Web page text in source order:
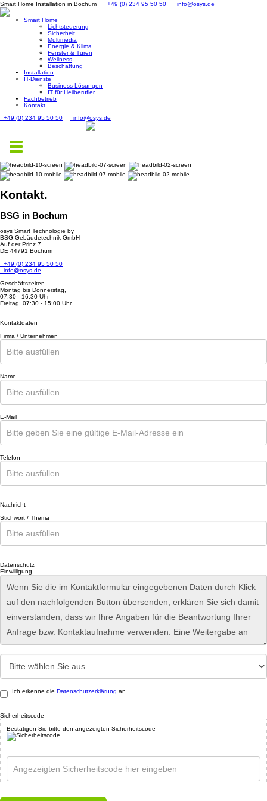
Smart Home Installation in Bochum +49 (0) 234 95 50 50 info@osys.de
Smart Home
Lichtsteuerung
Sicherheit
Multimedia
Energie & Klima
Fenster & Türen
Wellness
Beschattung
Installation
IT-Dienste
Business Lösungen
IT für Heilberufler
Fachbetrieb
Kontakt
+49 (0) 234 95 50 50
info@osys.de
Toggle
navigation
Kontakt.
BSG in Bochum
osys Smart Technologie by
BSG-Gebäudetechnik GmbH
Auf der Prinz 7
DE 44791 Bochum
+49 (0) 234 95 50 50
info@osys.de
Geschäftszeiten
Montag bis Donnerstag,
07:30 - 16:30 Uhr
Freitag, 07:30 - 15:00 Uhr
Kontaktdaten
Firma / Unternehmen
Name
E-Mail
Telefon
Nachricht
Stichwort / Thema
Datenschutz
Einwilligung
Ich erkenne die Datenschutzerklärung an
Sicherheitscode
Bestätigen Sie bitte den angezeigten Sicherheitscode